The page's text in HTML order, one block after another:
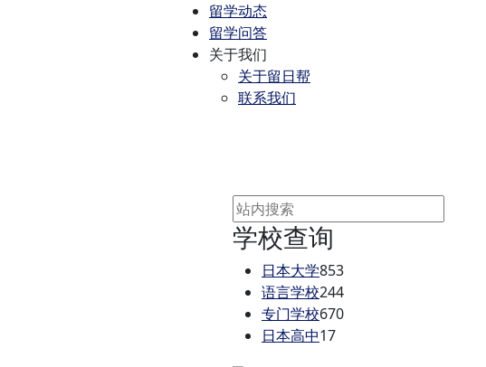
留学动态
留学问答
关于我们
关于留日帮
联系我们
学校查询
日本大学853
语言学校244
专门学校670
日本高中17